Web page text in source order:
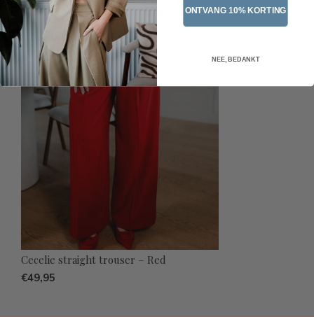
Cecelie straight trouser – Red
€49,95
ONTVANG 10% KORTING
NEE, BEDANKT